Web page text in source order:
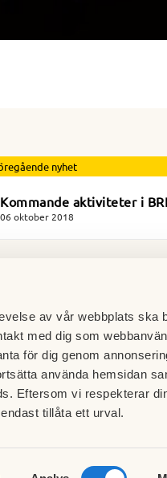
av vår webbplats ska
med dig som
för dig genom
använda hemsidan
Eftersom vi respekterar
tillåta ett urval.
nyhet
Kommande aktiviteter i
06 oktober 2018
Läs mer